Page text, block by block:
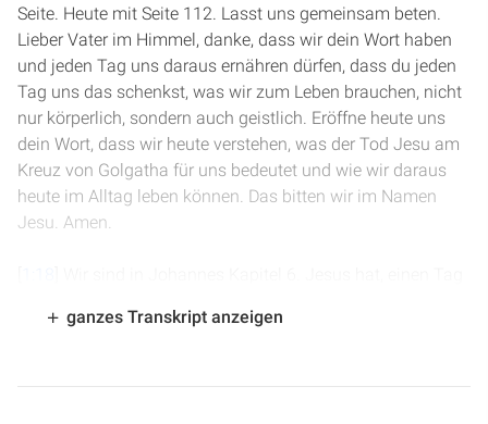
Seite. Heute mit Seite 112. Lasst uns gemeinsam beten.
Lieber Vater im Himmel, danke, dass wir dein Wort haben
und jeden Tag uns daraus ernähren dürfen, dass du jeden
Tag uns das schenkst, was wir zum Leben brauchen, nicht
nur körperlich, sondern auch geistlich. Eröffne heute uns
dein Wort, dass wir heute verstehen, was der Tod Jesu am
Kreuz von Golgatha für uns bedeutet und wie wir daraus
heute im Alltag leben können. Das bitten wir im Namen
Jesu. Amen.
Kinder, vielen Menschen, die am nächsten Tag dann zu ihm
ganzes Transkript anzeigen